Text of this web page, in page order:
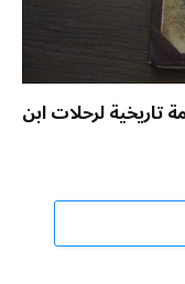
تاريخية لرحلات ابن